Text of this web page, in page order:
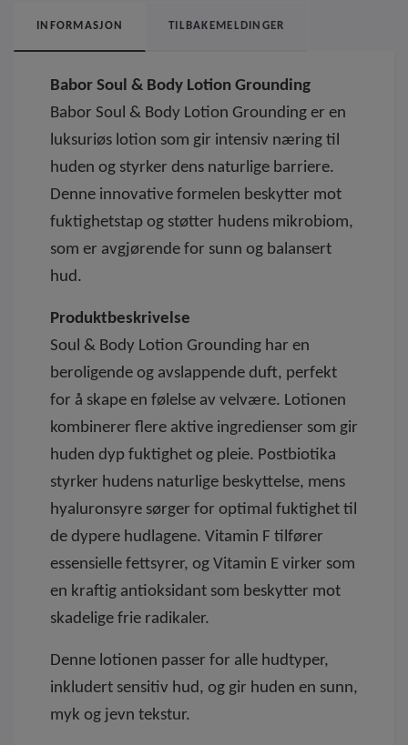
INFORMASJON TILBAKEMELDINGER
Babor Soul & Body Lotion Grounding
Babor Soul & Body Lotion Grounding er en
luksuriøs lotion som gir intensiv næring til
huden og styrker dens naturlige barriere.
Denne innovative formelen beskytter mot
fuktighetstap og støtter hudens mikrobiom,
som er avgjørende for sunn og balansert
hud.
Produktbeskrivelse
Soul & Body Lotion Grounding har en
beroligende og avslappende duft, perfekt
for å skape en følelse av velvære. Lotionen
kombinerer flere aktive ingredienser som gir
huden dyp fuktighet og pleie. Postbiotika
styrker hudens naturlige beskyttelse, mens
hyaluronsyre sørger for optimal fuktighet til
de dypere hudlagene. Vitamin F tilfører
essensielle fettsyrer, og Vitamin E virker som
en kraftig antioksidant som beskytter mot
skadelige frie radikaler.
Denne lotionen passer for alle hudtyper,
inkludert sensitiv hud, og gir huden en sunn,
myk og jevn tekstur.